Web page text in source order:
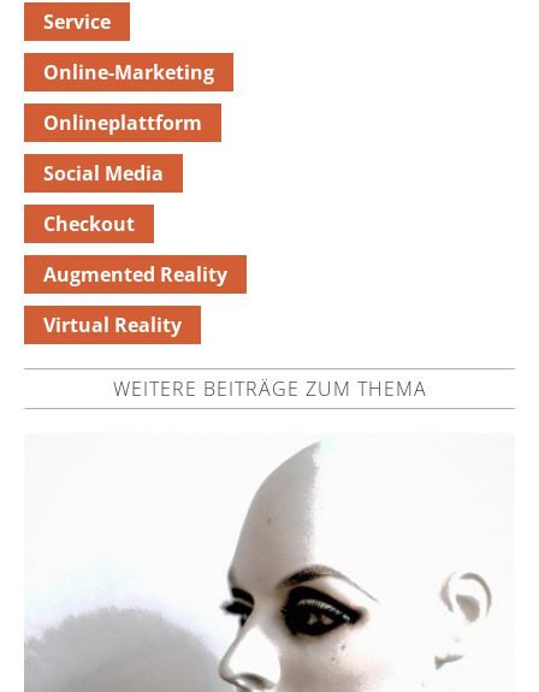
Service
Online-Marketing
Onlineplattform
Social Media
Checkout
Augmented Reality
Virtual Reality
WEITERE BEITRÄGE ZUM THEMA